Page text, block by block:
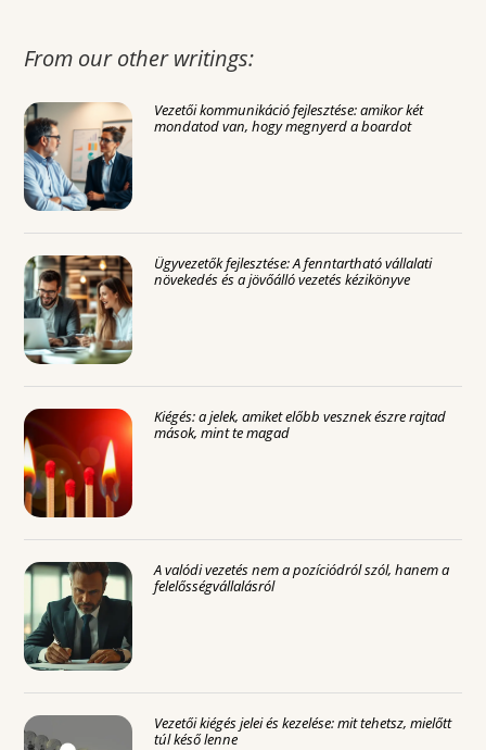
From our other writings:
Vezetői kommunikáció fejlesztése: amikor két
mondatod van, hogy megnyerd a boardot
Ügyvezetők fejlesztése: A fenntartható vállalati
növekedés és a jövőálló vezetés kézikönyve
Kiégés: a jelek, amiket előbb vesznek észre rajtad
mások, mint te magad
A valódi vezetés nem a pozíciódról szól, hanem a
felelősségvállalásról
Vezetői kiégés jelei és kezelése: mit tehetsz, mielőtt
túl késő lenne